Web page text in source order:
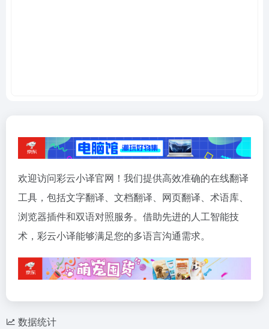
欢迎访问彩云小译官网！我们提供高效准确的在线翻译
工具，包括文字翻译、文档翻译、网页翻译、术语库、
浏览器插件和双语对照服务。借助先进的人工智能技
术，彩云小译能够满足您的多语言沟通需求。
数据统计